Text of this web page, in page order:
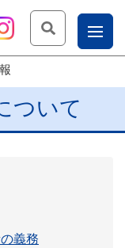
こー
ー部
ついて
義務